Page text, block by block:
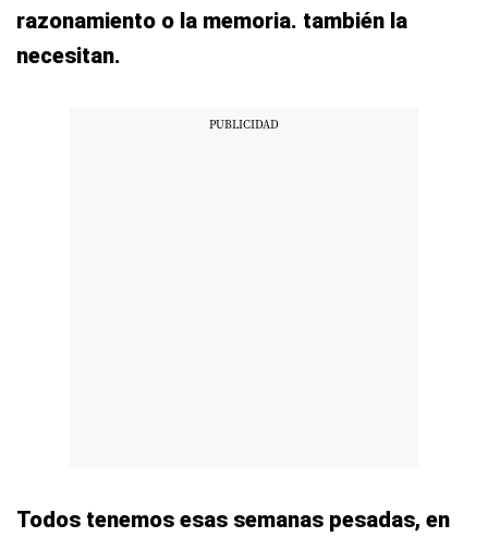
razonamiento o la memoria. también la
necesitan.
Todos tenemos esas semanas pesadas, en